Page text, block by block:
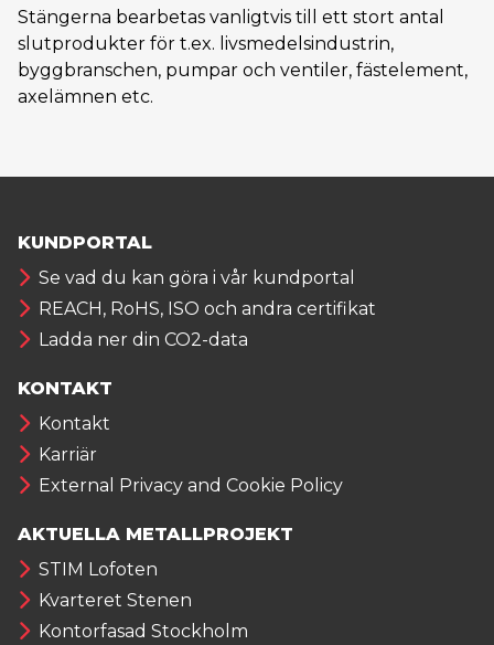
Stängerna bearbetas vanligtvis till ett stort antal
slutprodukter för t.ex. livsmedelsindustrin,
byggbranschen, pumpar och ventiler, fästelement,
axelämnen etc.
KUNDPORTAL
Se vad du kan göra i vår kundportal
REACH, RoHS, ISO och andra certifikat
Ladda ner din CO2-data
KONTAKT
Kontakt
Karriär
External Privacy and Cookie Policy
AKTUELLA METALLPROJEKT
STIM Lofoten
Kvarteret Stenen
Kontorfasad Stockholm